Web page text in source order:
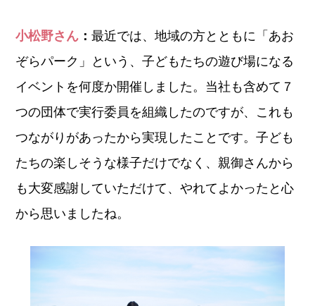
小松野さん ：最近では、地域の方とともに「あお
ぞらパーク」という、子どもたちの遊び場になる
イベントを何度か開催しました。当社も含めて７
つの団体で実行委員を組織したのですが、これも
つながりがあったから実現したことです。子ども
たちの楽しそうな様子だけでなく、親御さんから
も大変感謝していただけて、やれてよかったと心
から思いましたね。